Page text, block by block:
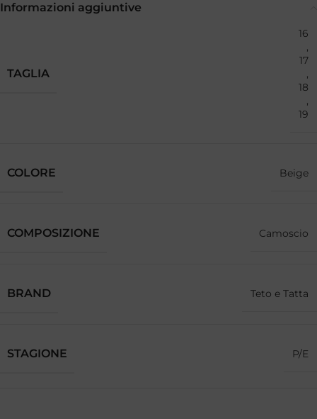
Informazioni aggiuntive
TAGLIA
16
,
17
,
18
,
19
COLORE Beige
COMPOSIZIONE Camoscio
BRAND Teto e Tatta
STAGIONE P/E